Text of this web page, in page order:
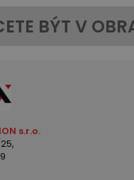
BÝT V
s.r.o.